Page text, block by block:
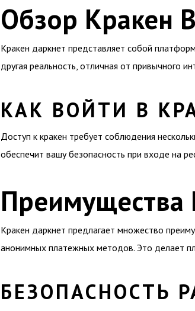
Обзор Кракен
Кракен даркнет представляет собой
другая реальность, отличная от привычного
КАК ВОЙТИ В
Доступ к кракен требует соблюдения
обеспечит вашу безопасность при входе на
Преимущества
Кракен даркнет предлагает множество
анонимных платежных методов. Это делает
БЕЗОПАСНОСТЬ